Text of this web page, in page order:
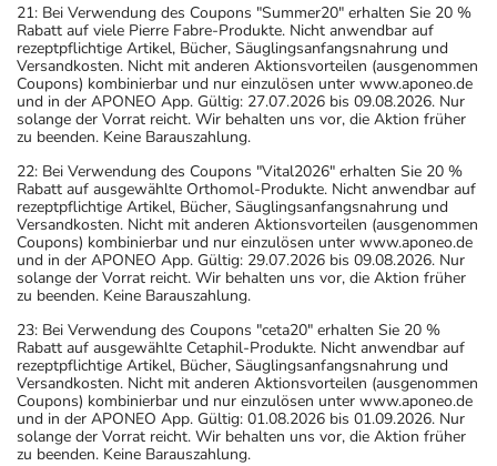
21: Bei Verwendung des Coupons "Summer20" erhalten Sie 20 %
Rabatt auf viele Pierre Fabre-Produkte. Nicht anwendbar auf
rezeptpflichtige Artikel, Bücher, Säuglingsanfangsnahrung und
Versandkosten. Nicht mit anderen Aktionsvorteilen (ausgenommen
Coupons) kombinierbar und nur einzulösen unter www.aponeo.de
und in der APONEO App. Gültig: 27.07.2026 bis 09.08.2026. Nur
solange der Vorrat reicht. Wir behalten uns vor, die Aktion früher
zu beenden. Keine Barauszahlung.
22: Bei Verwendung des Coupons "Vital2026" erhalten Sie 20 %
Rabatt auf ausgewählte Orthomol-Produkte. Nicht anwendbar auf
rezeptpflichtige Artikel, Bücher, Säuglingsanfangsnahrung und
Versandkosten. Nicht mit anderen Aktionsvorteilen (ausgenommen
Coupons) kombinierbar und nur einzulösen unter www.aponeo.de
und in der APONEO App. Gültig: 29.07.2026 bis 09.08.2026. Nur
solange der Vorrat reicht. Wir behalten uns vor, die Aktion früher
zu beenden. Keine Barauszahlung.
23: Bei Verwendung des Coupons "ceta20" erhalten Sie 20 %
Rabatt auf ausgewählte Cetaphil-Produkte. Nicht anwendbar auf
rezeptpflichtige Artikel, Bücher, Säuglingsanfangsnahrung und
Versandkosten. Nicht mit anderen Aktionsvorteilen (ausgenommen
Coupons) kombinierbar und nur einzulösen unter www.aponeo.de
und in der APONEO App. Gültig: 01.08.2026 bis 01.09.2026. Nur
solange der Vorrat reicht. Wir behalten uns vor, die Aktion früher
zu beenden. Keine Barauszahlung.